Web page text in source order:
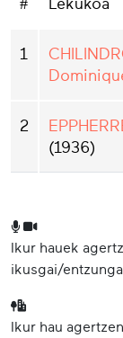
1
2
(1936)
Ikur hauek
ikusgai/
Ikur hau